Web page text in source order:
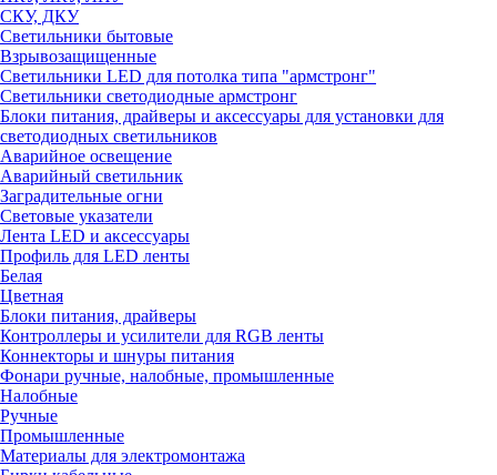
СКУ, ДКУ
Светильники бытовые
Взрывозащищенные
Светильники LED для потолка типа "армстронг"
Светильники светодиодные армстронг
Блоки питания, драйверы и аксессуары для установки для
светодиодных светильников
Аварийное освещение
Аварийный светильник
Заградительные огни
Световые указатели
Лента LED и аксессуары
Профиль для LED ленты
Белая
Цветная
Блоки питания, драйверы
Контроллеры и усилители для RGB ленты
Коннекторы и шнуры питания
Фонари ручные, налобные, промышленные
Налобные
Ручные
Промышленные
Материалы для электромонтажа